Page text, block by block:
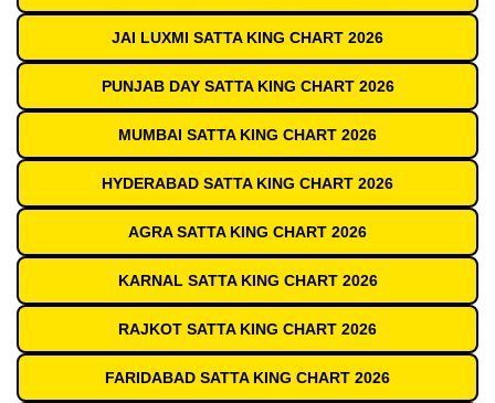
JAI LUXMI SATTA KING CHART 2026
PUNJAB DAY SATTA KING CHART 2026
MUMBAI SATTA KING CHART 2026
HYDERABAD SATTA KING CHART 2026
AGRA SATTA KING CHART 2026
KARNAL SATTA KING CHART 2026
RAJKOT SATTA KING CHART 2026
FARIDABAD SATTA KING CHART 2026